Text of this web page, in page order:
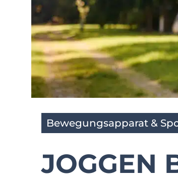
Bewegungsapparat &
JOGGEN